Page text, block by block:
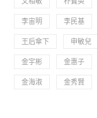
李宙明 李民基
王后傘下 申敏兒
金宇彬 金惠子
金海淑 金秀賢